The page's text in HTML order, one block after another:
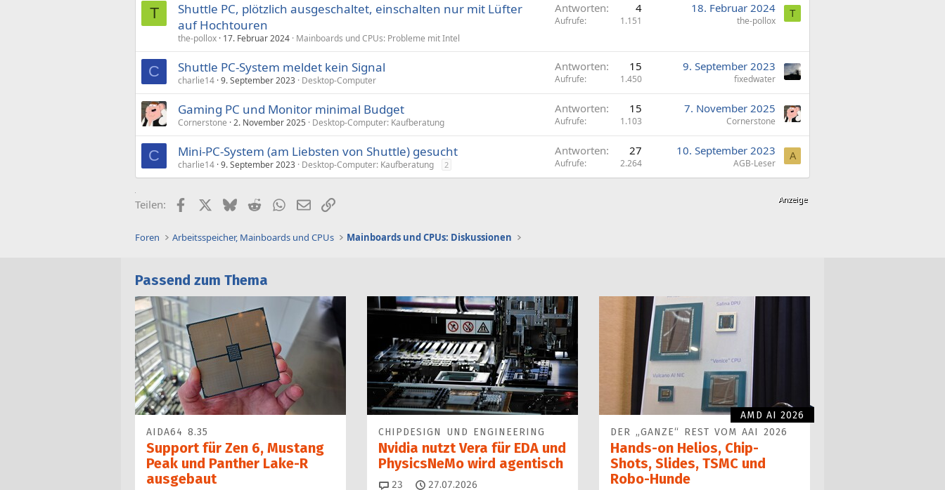
T
Shuttle PC, plötzlich ausgeschaltet, einschalten nur mit Lüfter
auf Hochtouren
the-pollox 17. Februar 2024 Mainboards und CPUs: Probleme mit Intel
Antworten 4
Aufrufe 1.151
18. Februar 2024
the-pollox
T
C Shuttle PC-System meldet kein Signal
charlie14 9. September 2023 Desktop-Computer
Antworten 15
Aufrufe 1.450
9. September 2023
fixedwater
Gaming PC und Monitor minimal Budget
Cornerstone 2. November 2025 Desktop-Computer: Kaufberatung
Antworten 15
Aufrufe 1.103
7. November 2025
Cornerstone
C Mini-PC-System (am Liebsten von Shuttle) gesucht
charlie14 9. September 2023 Desktop-Computer: Kaufberatung 2
Antworten 27
Aufrufe 2.264
10. September 2023
AGB-Leser
A
Teilen: FacebookX (Twitter)
BlueskyRedditWhatsApp
E-MailLink
Foren Arbeitsspeicher, Mainboards und CPUs Mainboards und CPUs: Diskussionen
Passend zum Thema
AIDA64 8.35
Support für Zen 6, Mustang
Peak und Panther Lake-R
ausgebaut
CHIPDESIGN UND ENGINEERING
Nvidia nutzt Vera für EDA und
PhysicsNeMo wird agentisch
23 Kommentare
27.07.2026
AMD AI 2026
DER „GANZE“ REST VOM AAI 2026
Hands-on Helios, Chip-
Shots, Slides, TSMC und
Robo-Hunde